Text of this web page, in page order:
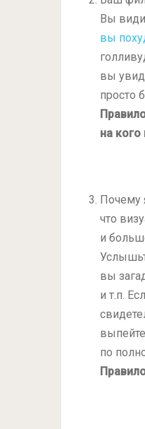
Вы
вы
вы
просто
на
Почему
что
и
вы
и т.п.
по